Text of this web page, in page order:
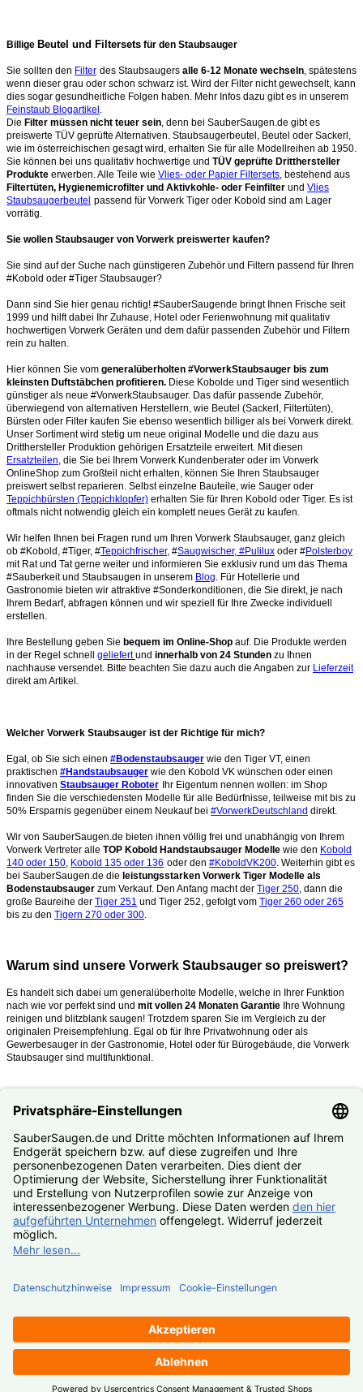
Billige Beutel und Filtersets für den Staubsauger
Sie sollten den Filter des Staubsaugers alle 6-12 Monate wechseln , spätestens
wenn dieser grau oder schon schwarz ist. Wird der Filter nicht gewechselt, kann
dies sogar gesundheitliche Folgen haben. Mehr Infos dazu gibt es in unserem
Feinstaub Blogartikel
Die Filter müssen nicht teuer sein , denn bei SauberSaugen.de gibt es
preiswerte TÜV geprüfte Alternativen. Staubsaugerbeutel, Beutel oder Sackerl,
wie im österreichischen gesagt wird, erhalten Sie für alle Modellreihen ab 1950.
Sie können bei uns qualitativ hochwertige und TÜV geprüfte Dritthersteller
Produkte erwerben. Alle Teile wie Vlies- oder Papier Filtersets , bestehend aus
Filtertüten, Hygienemicrofilter und Aktivkohle- oder Feinfilter und Vlies
Staubsaugerbeutel passend für Vorwerk Tiger oder Kobold sind am Lager
vorrätig.
Sie wollen Staubsauger von Vorwerk preiswerter kaufen?
Sie sind auf der Suche nach günstigeren Zubehör und Filtern passend für Ihren
#Kobold oder #Tiger Staubsauger?
Dann sind Sie hier genau richtig! #SauberSaugende bringt Ihnen Frische seit
1999 und hilft dabei Ihr Zuhause, Hotel oder Ferienwohnung mit qualitativ
hochwertigen Vorwerk Geräten und dem dafür passenden Zubehör und Filtern
rein zu halten.
Hier können Sie vom generalüberholten #VorwerkStaubsauger bis zum
kleinsten Duftstäbchen profitieren. Diese Kobolde und Tiger sind wesentlich
günstiger als neue #VorwerkStaubsauger. Das dafür passende Zubehör,
überwiegend von alternativen Herstellern, wie Beutel (Sackerl, Filtertüten),
Bürsten oder Filter kaufen Sie ebenso wesentlich billiger als bei Vorwerk direkt.
Unser Sortiment wird stetig um neue original Modelle und die dazu aus
Dritthersteller Produktion gehörigen Ersatzteile erweitert. Mit diesen
Ersatzteilen , die Sie bei Ihrem Vorwerk Kundenberater oder im Vorwerk
OnlineShop zum Großteil nicht erhalten, können Sie Ihren Staubsauger
preiswert selbst reparieren. Selbst einzelne Bauteile, wie Sauger oder
Teppichbürsten (Teppichklopfer) erhalten Sie für Ihren Kobold oder Tiger. Es ist
oftmals nicht notwendig gleich ein komplett neues Gerät zu kaufen.
Wir helfen Ihnen bei Fragen rund um Ihren Vorwerk Staubsauger, ganz gleich
ob #Kobold, #Tiger, #Teppichfrischer, #Saugwischer, #Pulilux oder #Polsterboy
mit Rat und Tat gerne weiter und informieren Sie exklusiv rund um das Thema
#Sauberkeit und Staubsaugen in unserem Blog . Für Hotellerie und
Gastronomie bieten wir attraktive #Sonderkonditionen, die Sie direkt, je nach
Ihrem Bedarf, abfragen können und wir speziell für Ihre Zwecke individuell
erstellen.
Ihre Bestellung geben Sie bequem im Online-Shop auf. Die Produkte werden
in der Regel schnell geliefertund innerhalb von 24 Stunden zu Ihnen
nachhause versendet. Bitte beachten Sie dazu auch die Angaben zur Lieferzeit
direkt am Artikel.
Welcher Vorwerk Staubsauger ist der Richtige für mich?
Egal, ob Sie sich einen #Bodenstaubsauger wie den Tiger VT, einen
praktischen #Handstaubsauger wie den Kobold VK wünschen oder einen
innovativen Staubsauger Roboter Ihr Eigentum nennen wollen: im Shop
finden Sie die verschiedensten Modelle für alle Bedürfnisse, teilweise mit bis zu
50% Ersparnis gegenüber einem Neukauf bei #VorwerkDeutschland direkt.
Wir von SauberSaugen.de bieten ihnen völlig frei und unabhängig von Ihrem
Vorwerk Vertreter alle TOP Kobold Handstaubsauger Modelle wie den Kobold
140 oder 150 Kobold 135 oder 136 oder den #KoboldVK200 . Weiterhin gibt es
bei SauberSaugen.de die leistungsstarken Vorwerk Tiger Modelle als
Bodenstaubsauger zum Verkauf. Den Anfang macht der Tiger 250 , dann die
große Baureihe der Tiger 251 und Tiger 252, gefolgt vom Tiger 260 oder 265
bis zu den Tigern 270 oder 300
Warum sind unsere Vorwerk Staubsauger so preiswert?
Es handelt sich dabei um generalüberholte Modelle, welche in Ihrer Funktion
nach wie vor perfekt sind und mit vollen 24 Monaten Garantie Ihre Wohnung
reinigen und blitzblank saugen! Trotzdem sparen Sie im Vergleich zu der
originalen Preisempfehlung. Egal ob für Ihre Privatwohnung oder als
Gewerbesauger in der Gastronomie, Hotel oder für Bürogebäude, die Vorwerk
Staubsauger sind multifunktional.
Was mache ich, wenn mein Kobold oder Tiger kaputt ist?
Nutzen Sie unseren#Reparaturservice. Fast alle Vorwerk Staubsauger
reparieren wir Ihnen zum #Festpreis.
© SauberSaugen.de – Ihr Spezialist für Zubehör und Ersatzteile
passend für Vorwerk Staubsauger
*gilt für Lieferungen innerhalb Deutschlands, Lieferzeiten ins
Ausland siehe
Zahlungseingang von Montag – Freitag, sofern Artikel lieferbar
Zubehör
Andere